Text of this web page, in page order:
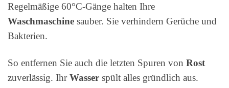
Regelmäßige 60°C-Gänge halten Ihre
Waschmaschine sauber. Sie verhindern Gerüche und
Bakterien.
So entfernen Sie auch die letzten Spuren von Rost
zuverlässig. IhrWasser spült alles gründlich aus.